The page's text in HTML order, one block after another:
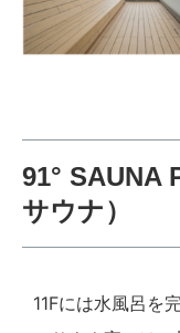
91° SAUNA
サウナ）
11Fには水風呂を